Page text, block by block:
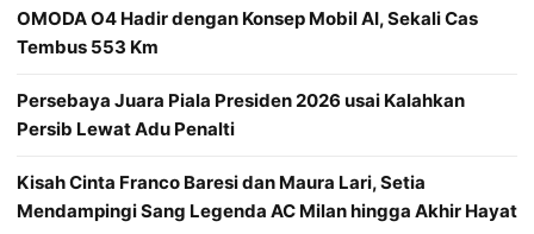
OMODA O4 Hadir dengan Konsep Mobil AI, Sekali Cas
Tembus 553 Km
Persebaya Juara Piala Presiden 2026 usai Kalahkan
Persib Lewat Adu Penalti
Kisah Cinta Franco Baresi dan Maura Lari, Setia
Mendampingi Sang Legenda AC Milan hingga Akhir Hayat